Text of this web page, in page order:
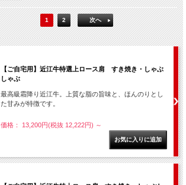
1 2 次へ
【ご自宅用】近江牛特選上ロース肩 すき焼き・しゃぶ
しゃぶ
最高級霜降り近江牛。上質な脂の旨味と、ほんのりとし
た甘みが特徴です。
価格： 13,200円(税抜 12,222円) ～